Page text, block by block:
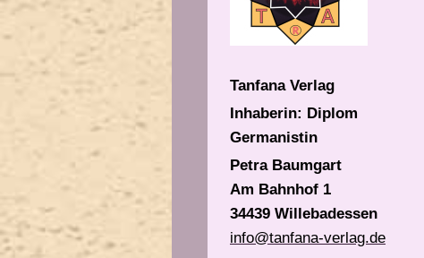
Tanfana Verlag
Inhaberin: Diplom
Germanistin
Petra Baumgart
Am Bahnhof 1
34439 Willebadessen
info@tanfana-verlag.de